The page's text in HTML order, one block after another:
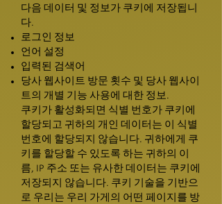
다음 데이터 및 정보가 쿠키에 저장됩니
다.
로그인 정보
언어 설정
입력된 검색어
당사 웹사이트 방문 횟수 및 당사 웹사이
트의 개별 기능 사용에 대한 정보.
쿠키가 활성화되면 식별 번호가 쿠키에
할당되고 귀하의 개인 데이터는 이 식별
번호에 할당되지 않습니다. 귀하에게 쿠
키를 할당할 수 있도록 하는 귀하의 이
름, IP 주소 또는 유사한 데이터는 쿠키에
저장되지 않습니다. 쿠키 기술을 기반으
로 우리는 우리 가게의 어떤 페이지를 방